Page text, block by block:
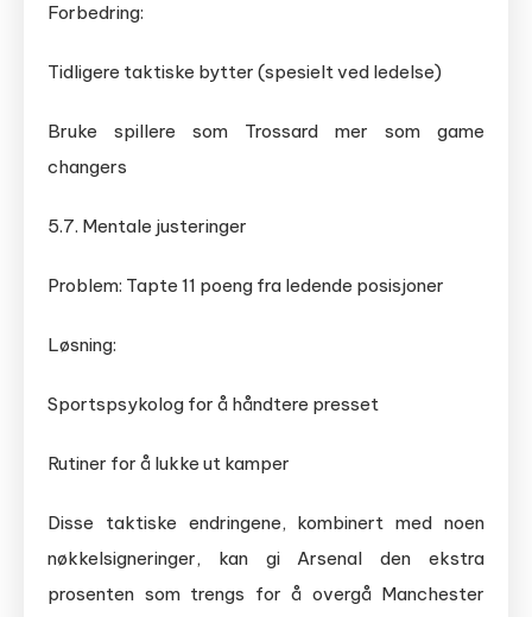
Forbedring:
Tidligere taktiske bytter (spesielt ved ledelse)
Bruke spillere som Trossard mer som game
changers
5.7. Mentale justeringer
Problem: Tapte 11 poeng fra ledende posisjoner
Løsning:
Sportspsykolog for å håndtere presset
Rutiner for å lukke ut kamper
Disse taktiske endringene, kombinert med noen
nøkkelsigneringer, kan gi Arsenal den ekstra
prosenten som trengs for å overgå Manchester